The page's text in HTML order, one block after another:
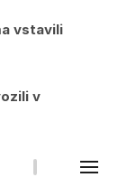
vstavili
v
jo je